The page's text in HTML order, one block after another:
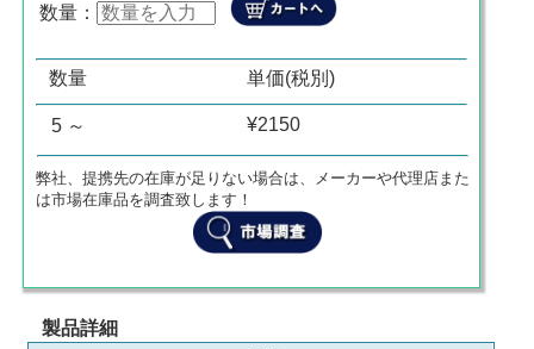
数量：
0
数量 単価(税別)
5 ～ ¥2150
弊社、提携先の在庫が足りない場合は、メーカーや代理店また
は市場在庫品を調査致します！
製品詳細